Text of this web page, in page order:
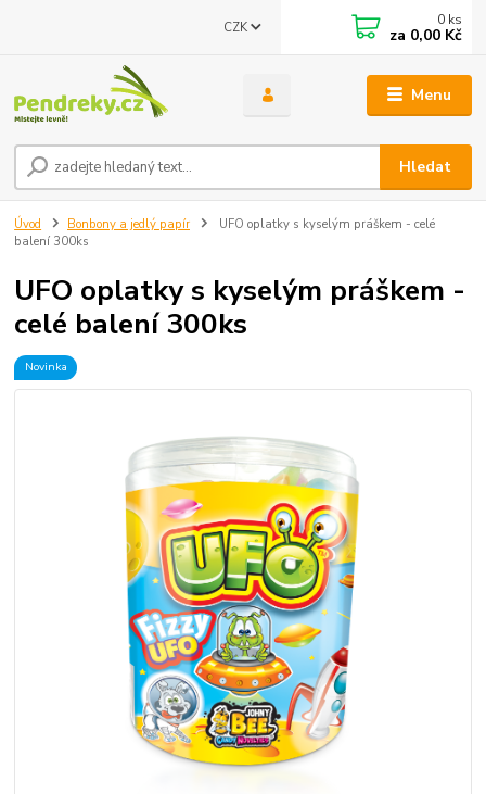
Menu
CZK
Hledat
0 ks
za 0,00 Kč
Úvod Bonbony a jedlý papír
UFO oplatky s kyselým práškem - celé
balení 300ks
UFO oplatky s kyselým práškem -
celé balení 300ks
Novinka